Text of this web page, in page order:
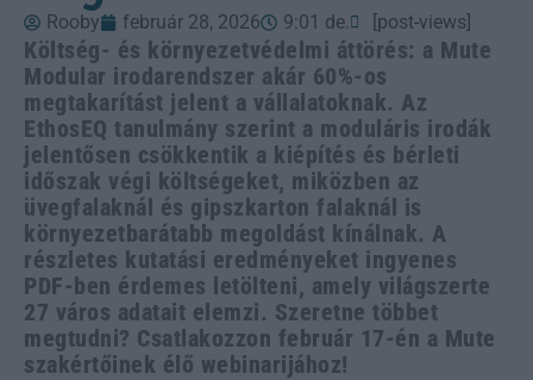
Rooby február 28, 2026 9:01 de. [post-views]
Költség- és környezetvédelmi áttörés: a Mute
Modular irodarendszer akár 60%-os
megtakarítást jelent a vállalatoknak. Az
EthosEQ tanulmány szerint a moduláris irodák
jelentősen csökkentik a kiépítés és bérleti
időszak végi költségeket, miközben az
üvegfalaknál és gipszkarton falaknál is
környezetbarátabb megoldást kínálnak. A
részletes kutatási eredményeket ingyenes
PDF-ben érdemes letölteni, amely világszerte
27 város adatait elemzi. Szeretne többet
megtudni? Csatlakozzon február 17-én a Mute
szakértőinek élő webinarijához!